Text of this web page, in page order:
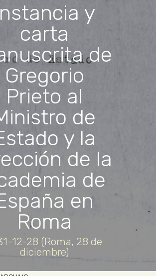
y
carta
de
Gregorio
Prieto al
de
y la
de la
de
en
Roma
12-28 (Roma, 28 de
diciembre)